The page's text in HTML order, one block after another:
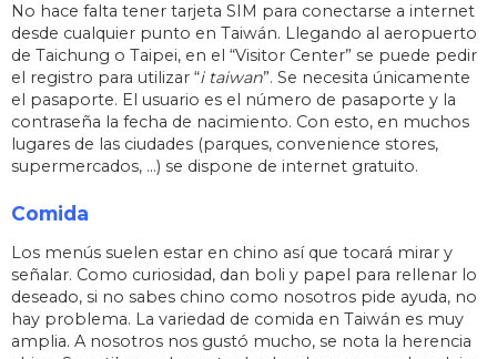
No hace falta tener tarjeta SIM para conectarse a internet
desde cualquier punto en Taiwán. Llegando al aeropuerto
de Taichung o Taipei, en el “Visitor Center” se puede pedir
el registro para utilizar “i taiwan”. Se necesita únicamente
el pasaporte. El usuario es el número de pasaporte y la
contraseña la fecha de nacimiento. Con esto, en muchos
lugares de las ciudades (parques, convenience stores,
supermercados, …) se dispone de internet gratuito.
Comida
Los menús suelen estar en chino así que tocará mirar y
señalar. Como curiosidad, dan boli y papel para rellenar lo
deseado, si no sabes chino como nosotros pide ayuda, no
hay problema. La variedad de comida en Taiwán es muy
amplia. A nosotros nos gustó mucho, se nota la herencia